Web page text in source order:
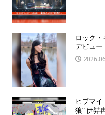
ロック・
デビュー
ヒプマイ
狼” 伊弉